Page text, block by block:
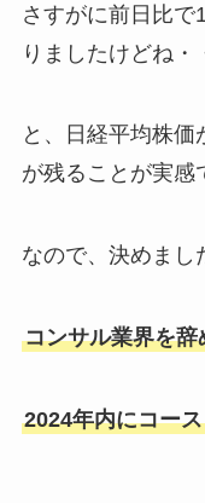
さすがに前日比で
りましたけどね・
と、日経平均株
が残ることが実感
なので、決めまし
コンサル業界を辞
2024年内にコー